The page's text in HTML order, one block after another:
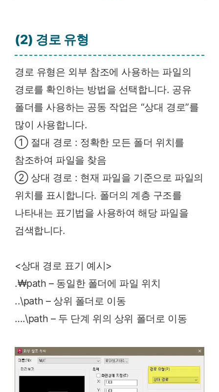
(2) 경로 유형
경로 유형은 외부 참조에 사용하는 파일의
경로를 확인하는 방법을 선택합니다. 공유
폴더를 사용하는 공동 작업은 “상대 경로”를
많이 사용합니다.
① 절대 경로 : 정확한 모든 폴더 위치를
참조하여 파일을 찾음
② 상대 경로 : 현재 파일을 기준으로 파일의
위치를 표시합니다. 폴더의 계층 구조를
나타내는 표기법을 사용하여 해당 파일을
검색합니다.
<상대 경로 표기 예시>
.₩path – 동일한 폴더에 파일 위치
..\path – 상위 폴더로 이동
….\path – 두 단계 위의 상위 폴더로 이동